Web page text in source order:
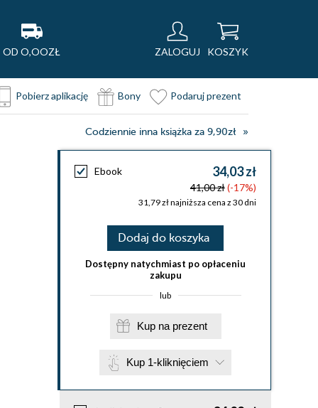
OD O,OOZŁ ZALOGUJ KOSZYK
Pobierz aplikację Bony Podaruj prezent
Codziennie inna książka za 9,90zł
Ebook 34,03 zł
41,00 zł(-17%)
31,79 zł najniższa cena z 30 dni
Dodaj do koszyka
Dostępny natychmiast po opłaceniu
zakupu
lub
Kup na prezent
Kup 1-kliknięciem